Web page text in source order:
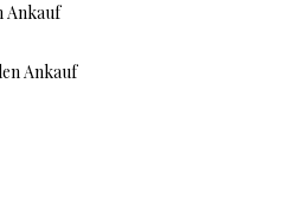
Ankauf
Ankauf